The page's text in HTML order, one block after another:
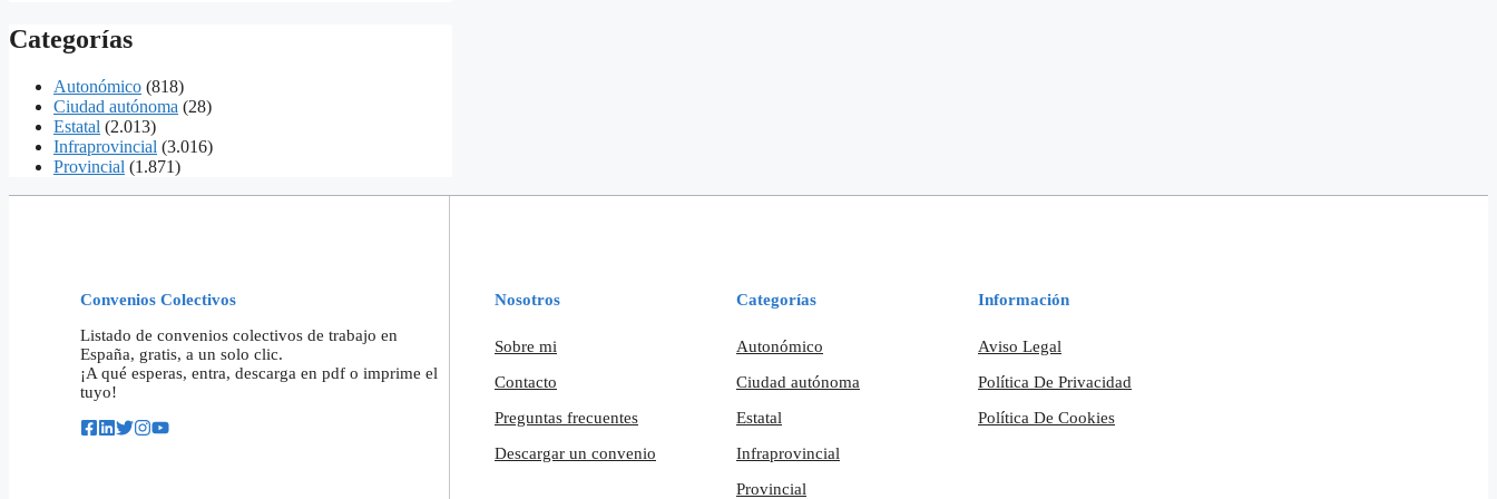
Categorías
Autonómico (818)
Ciudad autónoma (28)
Estatal (2.013)
Infraprovincial (3.016)
Provincial (1.871)
Convenios Colectivos
Listado de convenios colectivos de trabajo en
España, gratis, a un solo clic.
¡A qué esperas, entra, descarga en pdf o imprime el
tuyo!
Nosotros
Sobre mi
Contacto
Preguntas frecuentes
Descargar un convenio
Categorías
Autonómico
Ciudad autónoma
Estatal
Infraprovincial
Provincial
Información
Aviso Legal
Política De Privacidad
Política De Cookies